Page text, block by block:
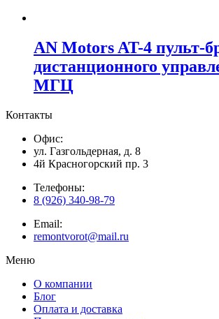
AN Motors AT-4 пульт-
дистанционного
МГЦ
Контакты
Офис:
ул. Газгольдерная, д. 8
4й Красногорский пр. 3
Телефоны:
8 (926) 340-98-79
Email:
remontvorot@mail.ru
Меню
О компании
Блог
Оплата и доставка